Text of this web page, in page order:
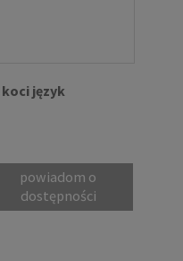
koci język
powiadom o
dostępności